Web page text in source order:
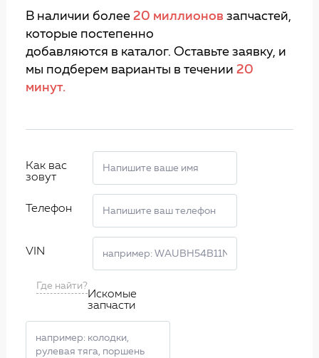
В наличии более 20 миллионов запчастей,
которые постепенно
добавляются в каталог. Оставьте заявку, и
мы подберем варианты в течении 20
минут.
Как вас
зовут
Телефон
VIN
Где найти?
Искомые
запчасти